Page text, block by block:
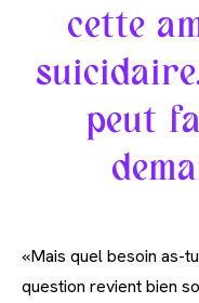
cette
peut
«Mais quel besoin as-
question revient bien